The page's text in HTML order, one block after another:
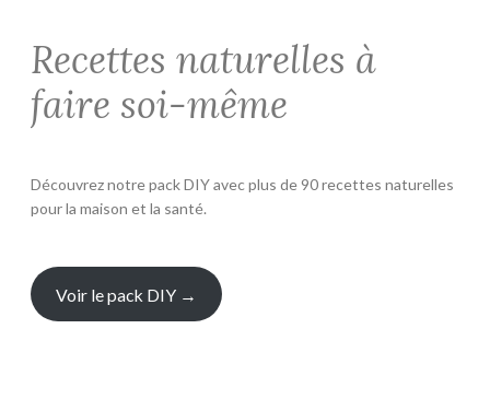
Recettes naturelles à
faire soi-même
Découvrez notre pack DIY avec plus de 90 recettes naturelles
pour la maison et la santé.
Voir le pack DIY →